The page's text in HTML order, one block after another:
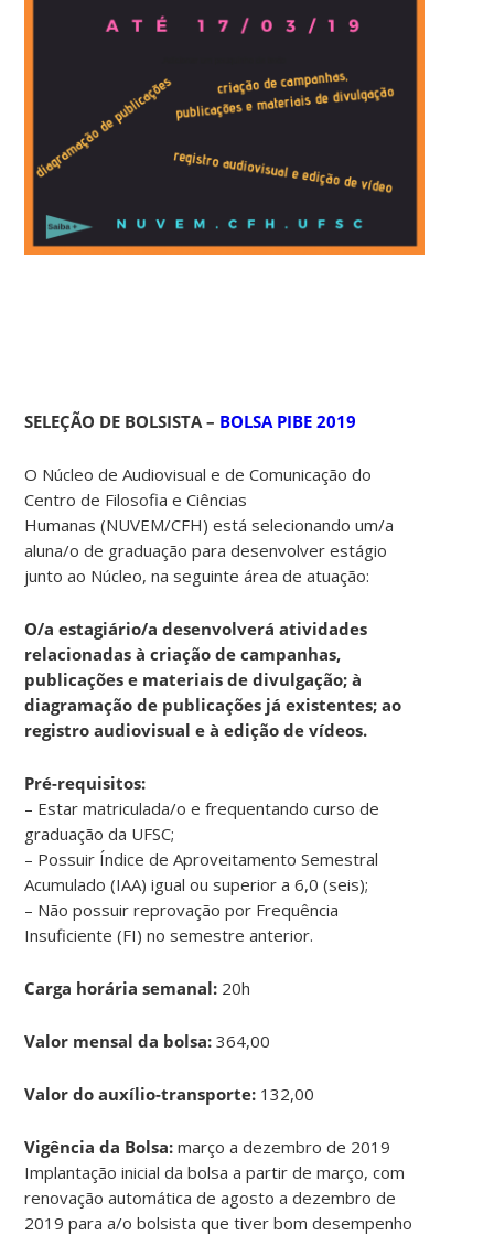
SELEÇÃO DE BOLSISTA – BOLSA PIBE 2019
O Núcleo de Audiovisual e de Comunicação do
Centro de Filosofia e Ciências
Humanas (NUVEM/CFH) está selecionando um/a
aluna/o de graduação para desenvolver estágio
junto ao Núcleo, na seguinte área de atuação:
O/a estagiário/a desenvolverá atividades
relacionadas à criação de campanhas,
publicações e materiais de divulgação; à
diagramação de publicações já existentes; ao
registro audiovisual e à edição de vídeos.
Pré-requisitos:
– Estar matriculada/o e frequentando curso de
graduação da UFSC;
– Possuir Índice de Aproveitamento Semestral
Acumulado (IAA) igual ou superior a 6,0 (seis);
– Não possuir reprovação por Frequência
Insuficiente (FI) no semestre anterior.
Carga horária semanal: 20h
Valor mensal da bolsa: 364,00
Valor do auxílio-transporte: 132,00
Vigência da Bolsa: março a dezembro de 2019
Implantação inicial da bolsa a partir de março, com
renovação automática de agosto a dezembro de
2019 para a/o bolsista que tiver bom desempenho